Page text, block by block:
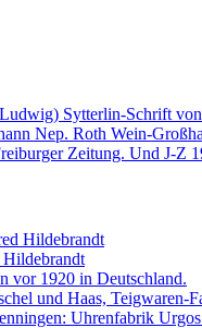
Sytterlin-Schrift
Nep. Roth Wein-
Zeitung. Und J-Z
Hildebrandt
vor 1920 in Deutschland.
und Haas, Teigwaren-
Uhrenfabrik